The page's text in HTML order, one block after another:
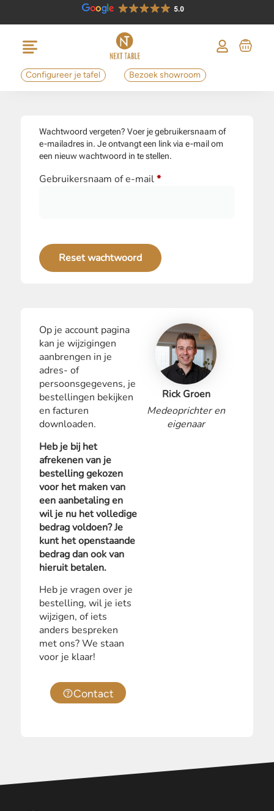
Configureer je tafel Bezoek showroom
Op je account pagina
kan je wijzigingen
aanbrengen in je
adres- of
persoonsgegevens, je
bestellingen bekijken
en facturen
downloaden.
Heb je bij het
afrekenen van je
bestelling gekozen
voor het maken van
een aanbetaling en
wil je nu het volledige
bedrag voldoen? Je
kunt het openstaande
bedrag dan ook van
hieruit betalen.
Heb je vragen over je
bestelling, wil je iets
wijzigen, of iets
anders bespreken
met ons? We staan
voor je klaar!
Contact
Rick Groen
Medeoprichter en
eigenaar
Wachtwoord vergeten? Voer je gebruikersnaam of
e-mailadres in. Je ontvangt een link via e-mail om
een nieuw wachtwoord in te stellen.
Gebruikersnaam of e-mail*
Reset wachtwoord